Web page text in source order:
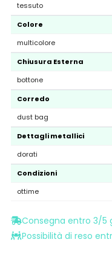
tessuto
Colore
multicolore
Chiusura Esterna
bottone
Corredo
dust bag
Dettagli metallici
dorati
Condizioni
ottime
Consegna entro 3/5
Possibilità di reso